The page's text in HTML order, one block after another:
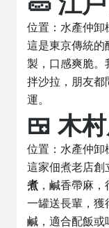
位置：水產仲卸
這是東京傳統的
製，口感爽脆。
拌沙拉，朋友都
運。
🍱 木
位置：水產仲卸
這家佃煮老店創
煮 ，鹹香帶麻
一罐送長輩，獲
鹹，適合配飯或